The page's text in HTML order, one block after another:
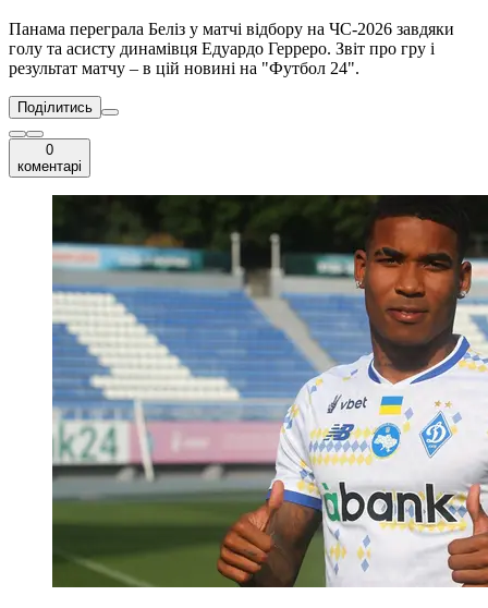
Панама переграла Беліз у матчі відбору на ЧС-2026 завдяки
голу та асисту динамівця Едуардо Герреро. Звіт про гру і
результат матчу – в цій новині на "Футбол 24".
Поділитись
0
коментарі